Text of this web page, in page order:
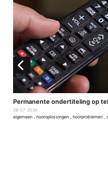
Permanente ondertiteling op
28-07-2026
algemeen , hooroplossingen , hoorproblemen ,